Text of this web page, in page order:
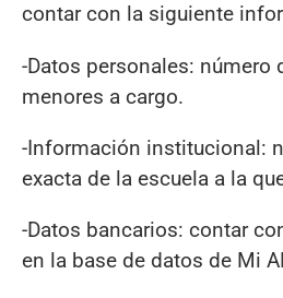
contar con la siguiente
-Datos personales: número
menores a cargo.
-Información institucional:
exacta de la escuela a la
-Datos bancarios: contar
en la base de datos de Mi